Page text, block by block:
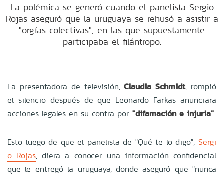
La polémica se generó cuando el panelista Sergio
Rojas aseguró que la uruguaya se rehusó a asistir a
"orgías colectivas", en las que supuestamente
participaba el filántropo.
La presentadora de televisión,Claudia Schmidt, rompió
el silencio después de que Leonardo Farkas anunciara
acciones legales en su contra por "difamación e injuria".
Esto luego de que el panelista de "Qué te lo digo", Sergi
o Rojas, diera a conocer una información confidencial
que le entregó la uruguaya, donde aseguró que "nunca